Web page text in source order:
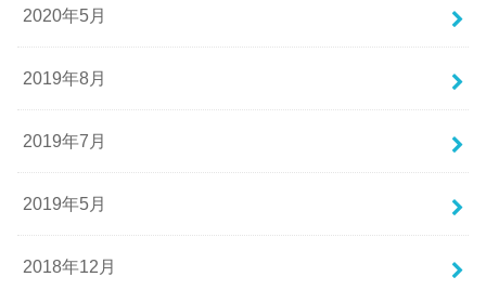
2020年5月
2019年8月
2019年7月
2019年5月
2018年12月